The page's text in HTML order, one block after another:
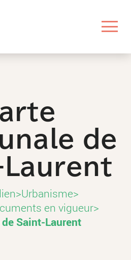
de
>Urbanisme>
en vigueur>
Saint-Laurent